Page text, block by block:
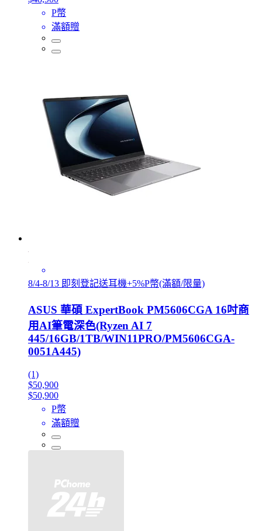
P幣
滿額贈
8/4-8/13 即刻登記送耳機+5%P幣(滿額/限量)
ASUS 華碩 ExpertBook PM5606CGA 16吋商
用AI筆電深色(Ryzen AI 7
445/16GB/1TB/WIN11PRO/PM5606CGA-
0051A445)
(1)
$50,900
$50,900
P幣
滿額贈